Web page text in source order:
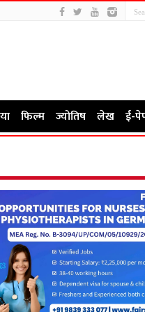
फिल्म ज्योतिष लेख ई-